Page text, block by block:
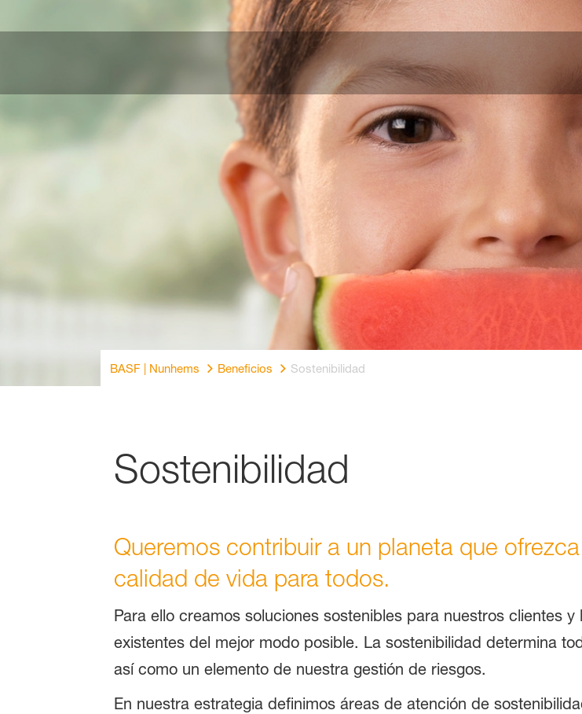
BASF | Nunhems Beneficios Sostenibilidad
Sostenibilidad
Queremos contribuir a un planeta que
calidad de vida para todos.
Para ello creamos soluciones sostenibles para nuestros clientes
existentes del mejor modo posible. La sostenibilidad determina
así como un elemento de nuestra gestión de riesgos.
En nuestra estrategia definimos áreas de atención de